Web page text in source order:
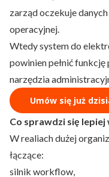
zarząd oczekuje
operacyjnej.
Wtedy system do
powinien pełnić
narzędzia
Umów się już
Co sprawdzi się lepiej
W realiach dużej
łączące:
silnik workflow,